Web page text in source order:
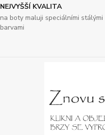
NEJVYŠŠÍ KVALITA
na boty maluji speciálními stálými
barvami